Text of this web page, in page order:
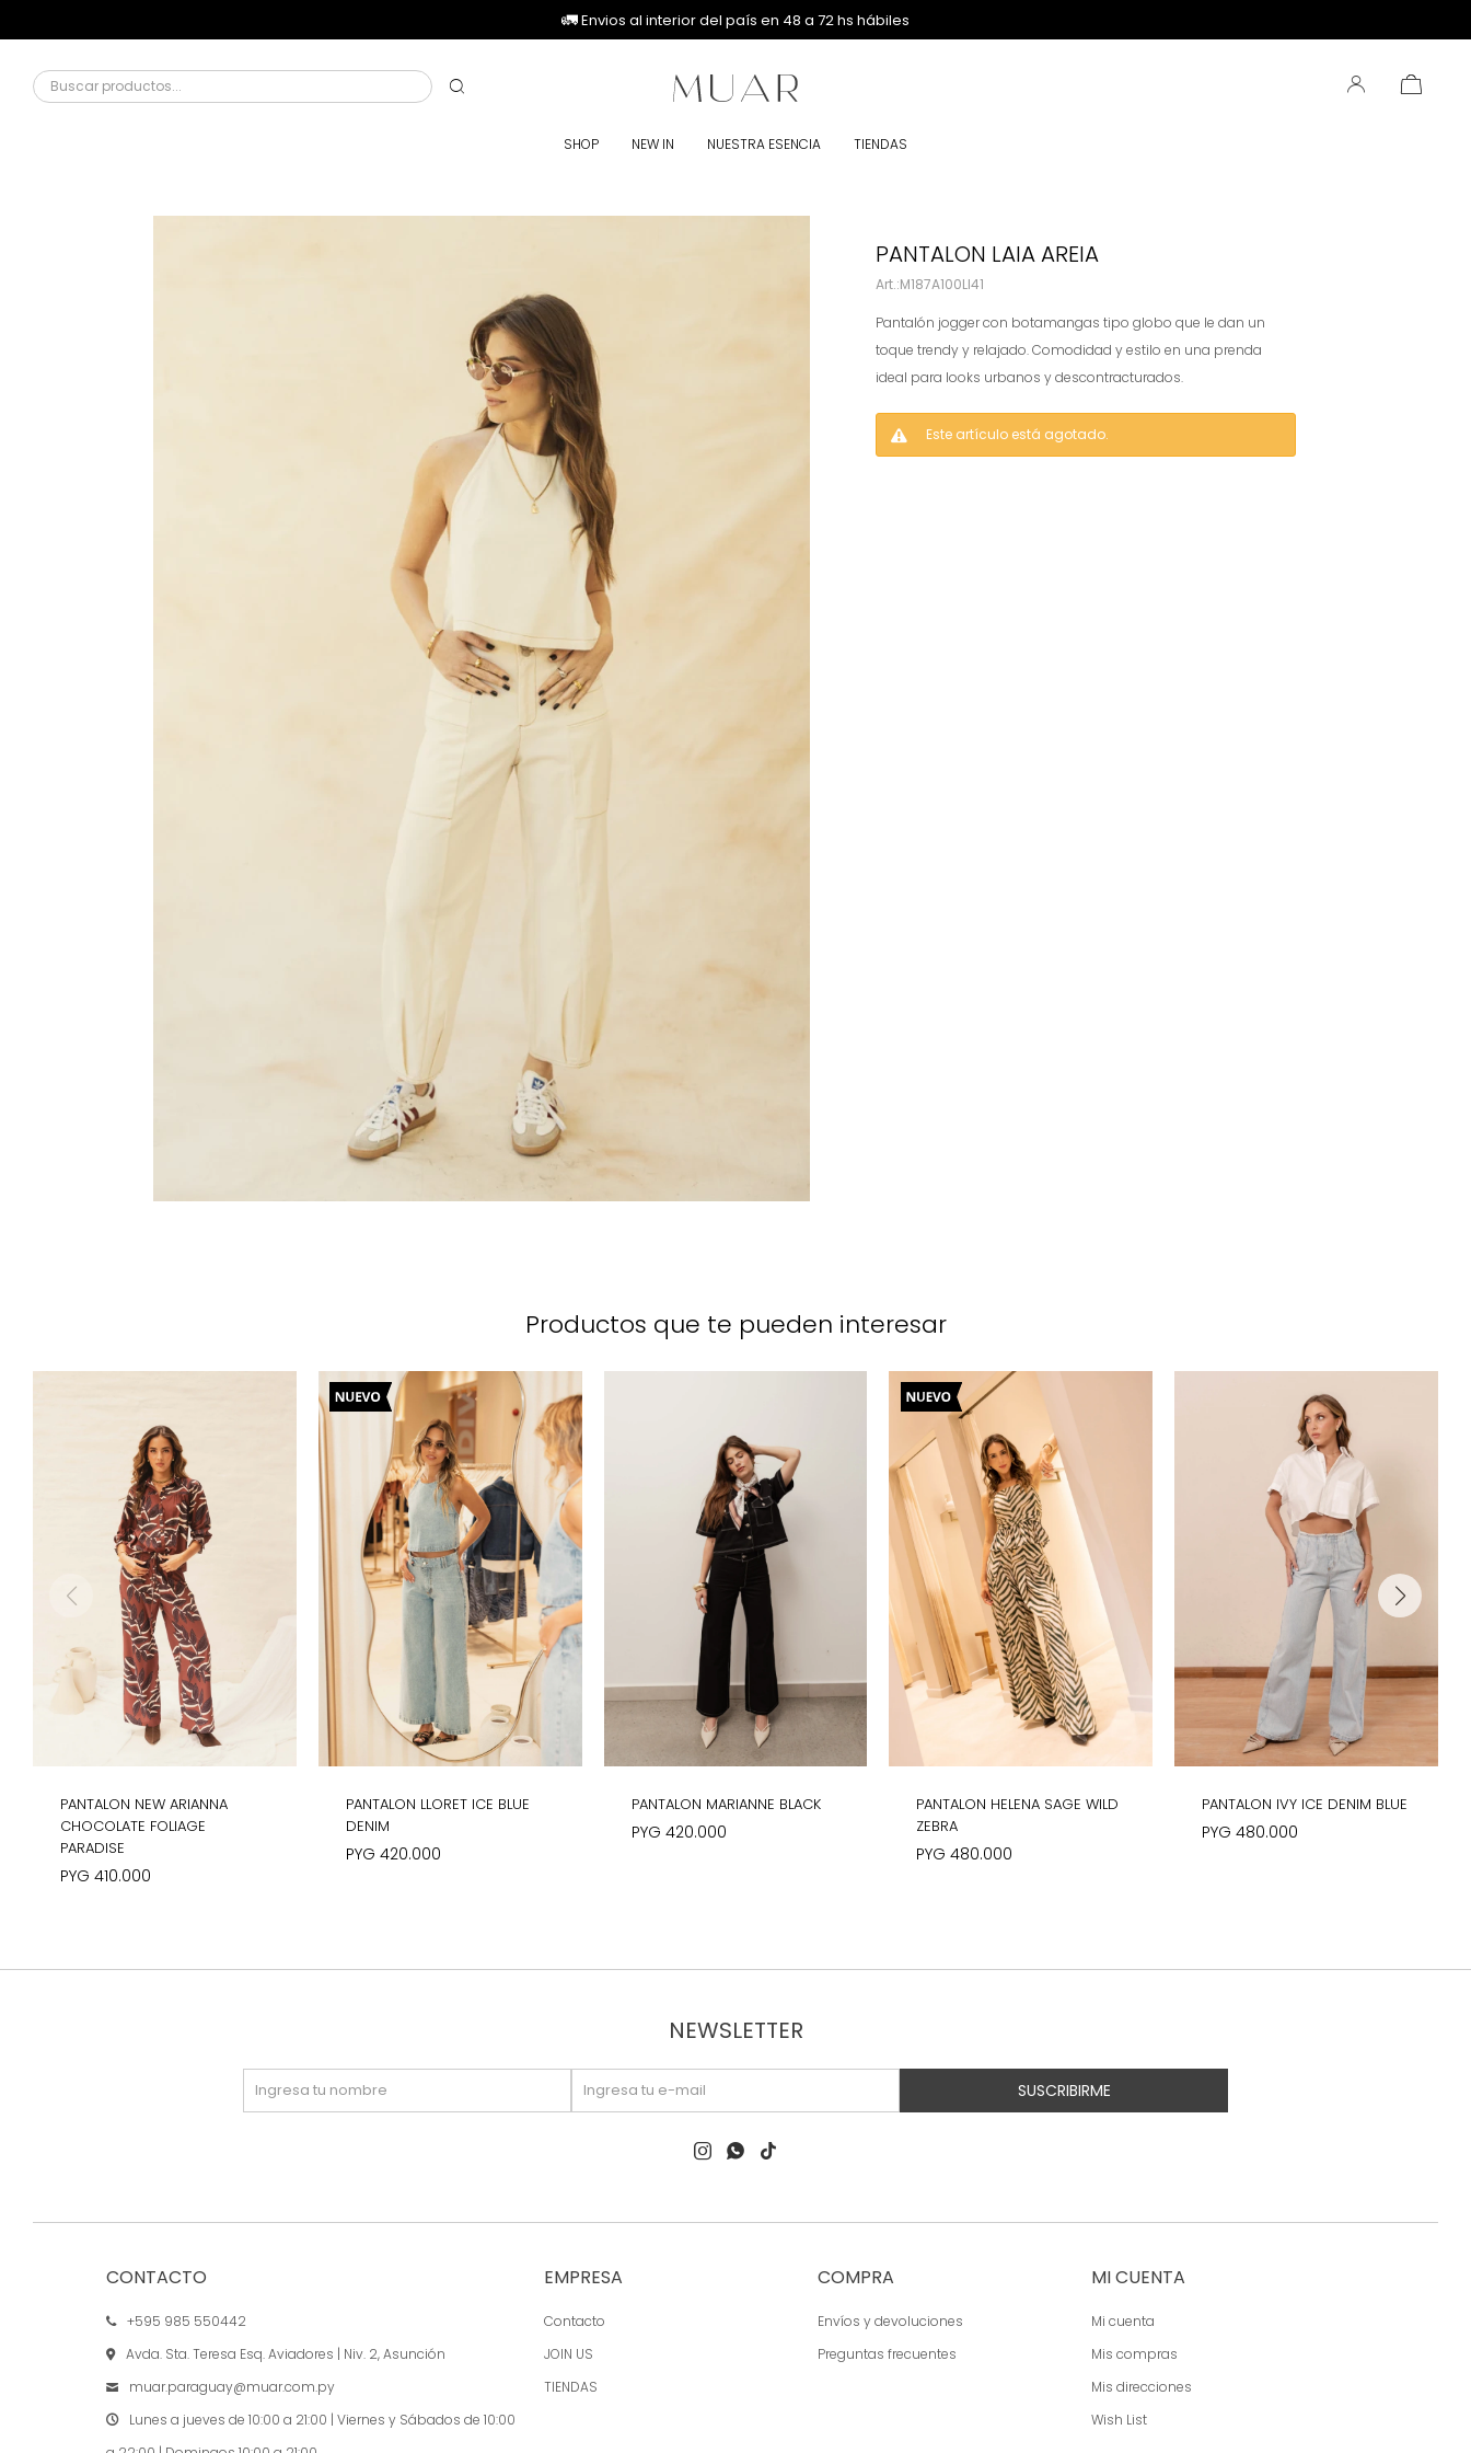
🚛
🚛Envios al interior del país en 48 a 72 hs hábiles
SHOP NEW IN NUESTRA ESENCIA TIENDAS
PANTALON LAIA AREIA
M187A100LI41
Pantalón jogger con botamangas tipo globo que le dan un
toque trendy y relajado. Comodidad y estilo en una prenda
ideal para looks urbanos y descontracturados.
Este artículo está agotado.
Productos que te pueden interesar
PANTALON NEW ARIANNA
CHOCOLATE FOLIAGE
PARADISE
PYG 410.000
PANTALON LLORET ICE BLUE
DENIM
PYG 420.000
PANTALON MARIANNE BLACK
PYG 420.000
PANTALON HELENA SAGE WILD
ZEBRA
PYG 480.000
PANTALON IVY ICE DENIM BLUE
PYG 480.000
CONTACTO
+595 985 550442
Avda. Sta. Teresa Esq. Aviadores | Niv. 2, Asunción
muar.paraguay@muar.com.py
Lunes a jueves de 10:00 a 21:00 | Viernes y Sábados de 10:00
EMPRESA
Contacto
JOIN US
TIENDAS
COMPRA
Envíos y devoluciones
Preguntas frecuentes
MI CUENTA
Mi cuenta
Mis compras
Mis direcciones
Wish List
NEWSLETTER
SUSCRIBIRME
  